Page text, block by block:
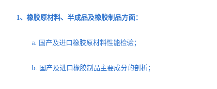
1、橡胶原材料、半成品及橡胶制品方面：
a. 国产及进口橡胶原材料性能检验；
b. 国产及进口橡胶制品主要成分的剖析；